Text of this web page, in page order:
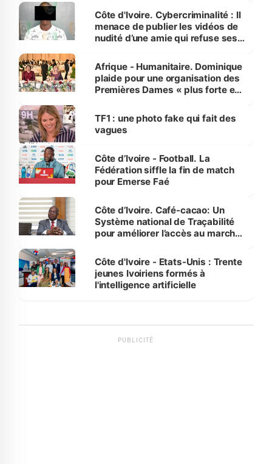
des Transports
Côte d'Ivoire. Cybercriminalité : Il
menace de publier les vidéos de
nudité d’une amie qui refuse ses
Afrique - Humanitaire. Dominique
plaide pour une organisation des
Premières Dames « plus forte et
sur la scène internationale »
TF1 : une photo fake qui fait des
vagues
Côte d’Ivoire - Football. La
Fédération siffle la fin de match
pour Emerse Faé
Côte d’Ivoire. Café-cacao: Un
Système national de Traçabilité
pour améliorer l’accès au marché
Côte d'Ivoire - Etats-Unis : Trente
jeunes Ivoiriens formés à
l'intelligence artificielle
PUBLICITÉ